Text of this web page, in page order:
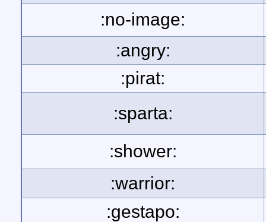
:no-image:
:angry:
:pirat:
:sparta:
:shower:
:warrior:
:gestapo: